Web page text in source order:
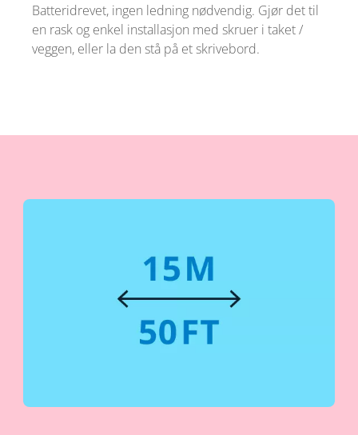
Batteridrevet, ingen ledning nødvendig. Gjør det til
en rask og enkel installasjon med skruer i taket /
veggen, eller la den stå på et skrivebord.